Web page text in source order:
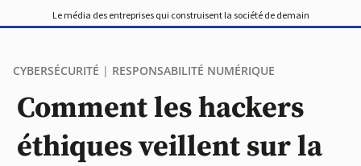
Le média des entreprises qui construisent la société de demain
CYBERSÉCURITÉ | RESPONSABILITÉ NUMÉRIQUE
Comment les hackers
éthiques veillent sur la